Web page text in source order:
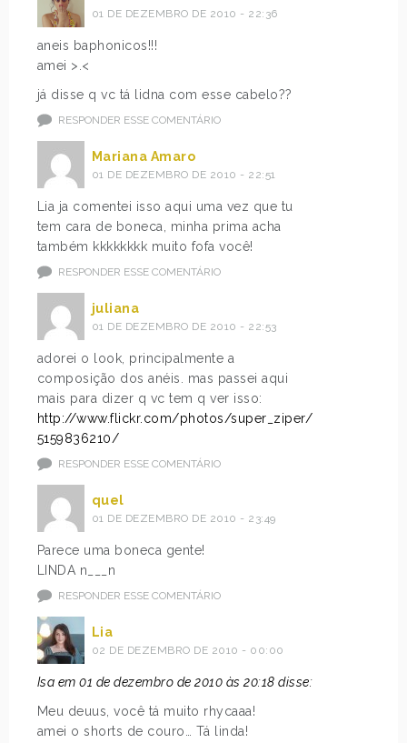
01 DE DEZEMBRO DE 2010 - 22:36
aneis baphonicos!!!
amei >.<
já disse q vc tá lidna com esse cabelo??
RESPONDER ESSE COMENTÁRIO
Mariana Amaro
01 DE DEZEMBRO DE 2010 - 22:51
Lia ja comentei isso aqui uma vez que tu
tem cara de boneca, minha prima acha
também kkkkkkkk muito fofa você!
RESPONDER ESSE COMENTÁRIO
juliana
01 DE DEZEMBRO DE 2010 - 22:53
adorei o look, principalmente a
composição dos anéis. mas passei aqui
mais para dizer q vc tem q ver isso:
http://www.flickr.com/photos/super_ziper/
5159836210/
RESPONDER ESSE COMENTÁRIO
quel
01 DE DEZEMBRO DE 2010 - 23:49
Parece uma boneca gente!
LINDA n___n
RESPONDER ESSE COMENTÁRIO
Lia
02 DE DEZEMBRO DE 2010 - 00:00
Isa em 01 de dezembro de 2010 às 20:18 disse:
Meu deuus, você tá muito rhycaaa!
amei o shorts de couro… Tá linda!